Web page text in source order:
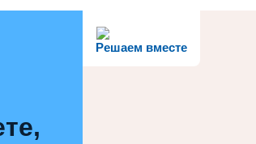
Решаем вместе